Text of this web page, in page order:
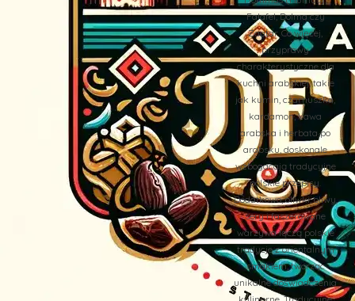
Falafel, Dolma czy
Zaatar. Co więcej,
przyprawy
charakterystyczne dla
kuchni arabskiej, takie
jak kumin, czarnuszka,
kardamon, kawa
arabska i herbata po
arabsku, doskonale
wzbogacają tradycyjne
polskie przepisy.
Dodatkowo, oliwki, oliwy,
sery i faszerowane
warzywa łączą polskie
tradycje z orientalnym
smakiem, tworząc
unikalne doświadczenia